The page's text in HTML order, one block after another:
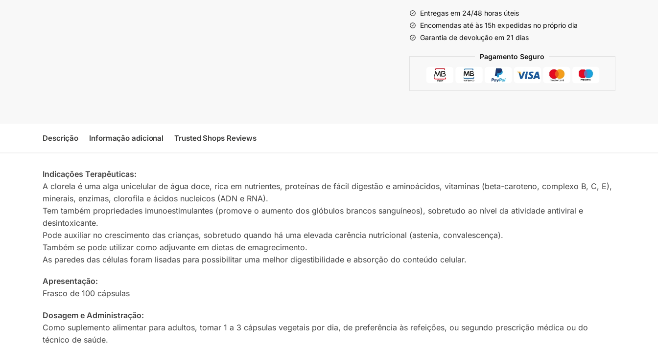
Entregas em 24/48 horas úteis
Encomendas até às 15h expedidas no próprio dia
Garantia de devolução em 21 dias
Pagamento Seguro
Descrição Informação adicional Trusted Shops Reviews
Indicações Terapêuticas:
A clorela é uma alga unicelular de água doce, rica em nutrientes, proteínas de fácil digestão e aminoácidos, vitaminas (beta-caroteno, complexo B, C, E),
minerais, enzimas, clorofila e ácidos nucleicos (ADN e RNA).
Tem também propriedades imunoestimulantes (promove o aumento dos glóbulos brancos sanguíneos), sobretudo ao nível da atividade antiviral e
desintoxicante.
Pode auxiliar no crescimento das crianças, sobretudo quando há uma elevada carência nutricional (astenia, convalescença).
Também se pode utilizar como adjuvante em dietas de emagrecimento.
As paredes das células foram lisadas para possibilitar uma melhor digestibilidade e absorção do conteúdo celular.
Apresentação:
Frasco de 100 cápsulas
Dosagem e Administração:
Como suplemento alimentar para adultos, tomar 1 a 3 cápsulas vegetais por dia, de preferência às refeições, ou segundo prescrição médica ou do
técnico de saúde.